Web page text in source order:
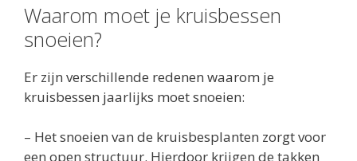
Waarom moet je kruisbessen
snoeien?
Er zijn verschillende redenen waarom je
kruisbessen jaarlijks moet snoeien:
– Het snoeien van de kruisbesplanten zorgt voor
een open structuur. Hierdoor krijgen de takken